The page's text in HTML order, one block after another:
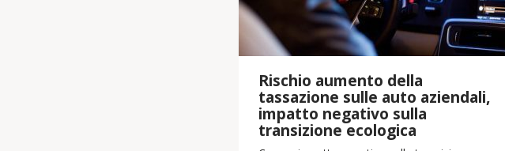
Rischio aumento della
tassazione sulle auto aziendali,
impatto negativo sulla
transizione ecologica